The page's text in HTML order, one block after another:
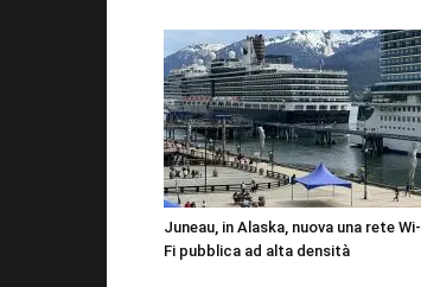
Juneau, in Alaska, nuova una rete Wi-
Fi pubblica ad alta densità